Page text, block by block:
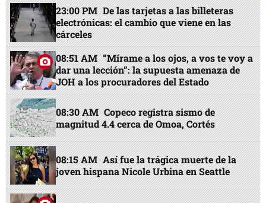
23:00 PM De las tarjetas a las billeteras
electrónicas: el cambio que viene en las
cárceles
08:51 AM “Mírame a los ojos, a vos te voy a
dar una lección”: la supuesta amenaza de
JOH a los procuradores del Estado
08:30 AM Copeco registra sismo de
magnitud 4.4 cerca de Omoa, Cortés
08:15 AM Así fue la trágica muerte de la
joven hispana Nicole Urbina en Seattle